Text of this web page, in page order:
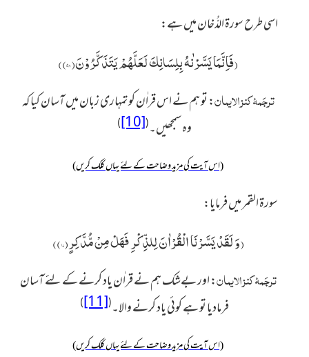
اسی طرح سورۃ الدُّخان میں ہے:
(فَاِنَّمَا یَسَّرْنٰهُ بِلِسَانِكَ لَعَلَّهُمْ یَتَذَكَّرُوْنَ(۵۸) )
ترجَمۂ کنز الایمان:تو ہم نے اس قراٰن کو تمہاری زبان میں آسان کیا کہ
وہ سمجھیں۔(
[10]
)
(اس آیت کی مزید وضاحت کے لئے یہاں کلک کریں)
سورۃ القمر میں فرمایا:
(وَ لَقَدْ یَسَّرْنَا الْقُرْاٰنَ لِلذِّكْرِ فَهَلْ مِنْ مُّدَّكِرٍ(۱۷) )
ترجَمۂ کنز الایمان:اور بےشک ہم نے قراٰن یاد کرنے کے لئے آسان
فرمادیا تو ہے کوئی یاد کرنے والا۔(
[11]
)
(اس آیت کی مزید وضاحت کے لئے یہاں کلک کریں)